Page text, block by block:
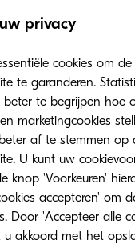
China Sales and
hij ook in de rol
van de
keert nu
te nemen van
positioneren
privacy
cookies om
te garanderen.
te begrijpen hoe
marketingcookies
af te stemmen op
U kunt uw
knop 'Voorkeuren'
accepteren' om
Door 'Accepteer alle
u akkoord met het